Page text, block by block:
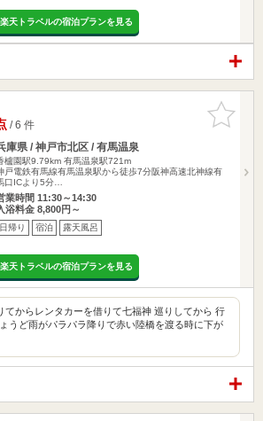
楽天トラベルの宿泊プランを見る
お気に入
りに追加
/ 6 件
庫県 / 神戸市北区 / 有馬温泉
櫨園駅9.79km 有馬温泉駅721m
戸電鉄有馬線有馬温泉駅から徒歩7分阪神高速北神線有
口ICより5分…
業時間 11:30～14:30
浴料金 8,800円～
日帰り 宿泊 露天風呂
楽天トラベルの宿泊プランを見る
てからレンタカーを借りて七福神 巡りしてから 行
ょうど雨がパラパラ降りで赤い陸橋を渡る時に下が